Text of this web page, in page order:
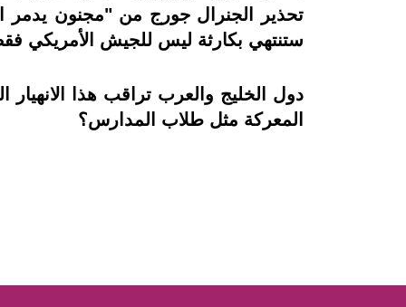
تحذير الجنرال جورج من "مجنون يدمر
ستنتهي بكارثة ليس للجيش الأمريكي
دول الخليج والعرب تراقب هذا
المعركة مثل طلاب المدارس؟